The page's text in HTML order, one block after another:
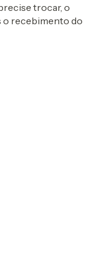
trocar, o
o recebimento do